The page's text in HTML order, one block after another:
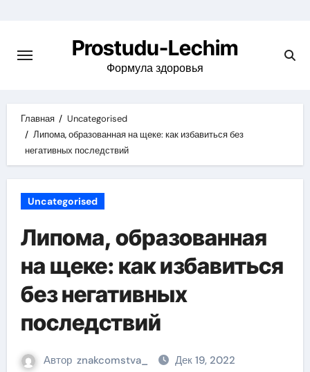
содержимому
Prostudu-Lechim
Формула здоровья
Главная
Uncategorised
Липома, образованная на щеке: как избавиться без
негативных последствий
Uncategorised
Липома, образованная
на щеке: как избавиться
без негативных
последствий
Автор znakcomstva_ Дек 19, 2022